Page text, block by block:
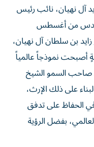
آل نهيان، نائب رئيس
من أغسطس
بن سلطان آل نهيان،
أصبحت نموذجاً عالمياً
صاحب السمو الشيخ
على ذلك الإرث،
في الحفاظ على تدفق
بفضل الرؤية